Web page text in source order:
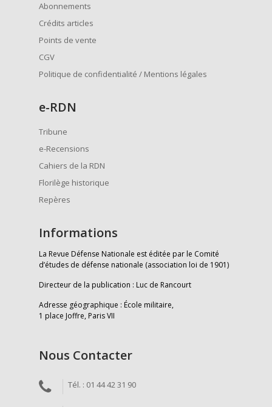
Abonnements
Crédits articles
Points de vente
CGV
Politique de confidentialité / Mentions légales
e-RDN
Tribune
e-Recensions
Cahiers de la RDN
Florilège historique
Repères
Informations
La Revue Défense Nationale est éditée par le Comité
d’études de défense nationale (association loi de 1901)
Directeur de la publication : Luc de Rancourt
Adresse géographique : École militaire,
1 place Joffre, Paris VII
Nous Contacter
Tél. : 01 44 42 31 90